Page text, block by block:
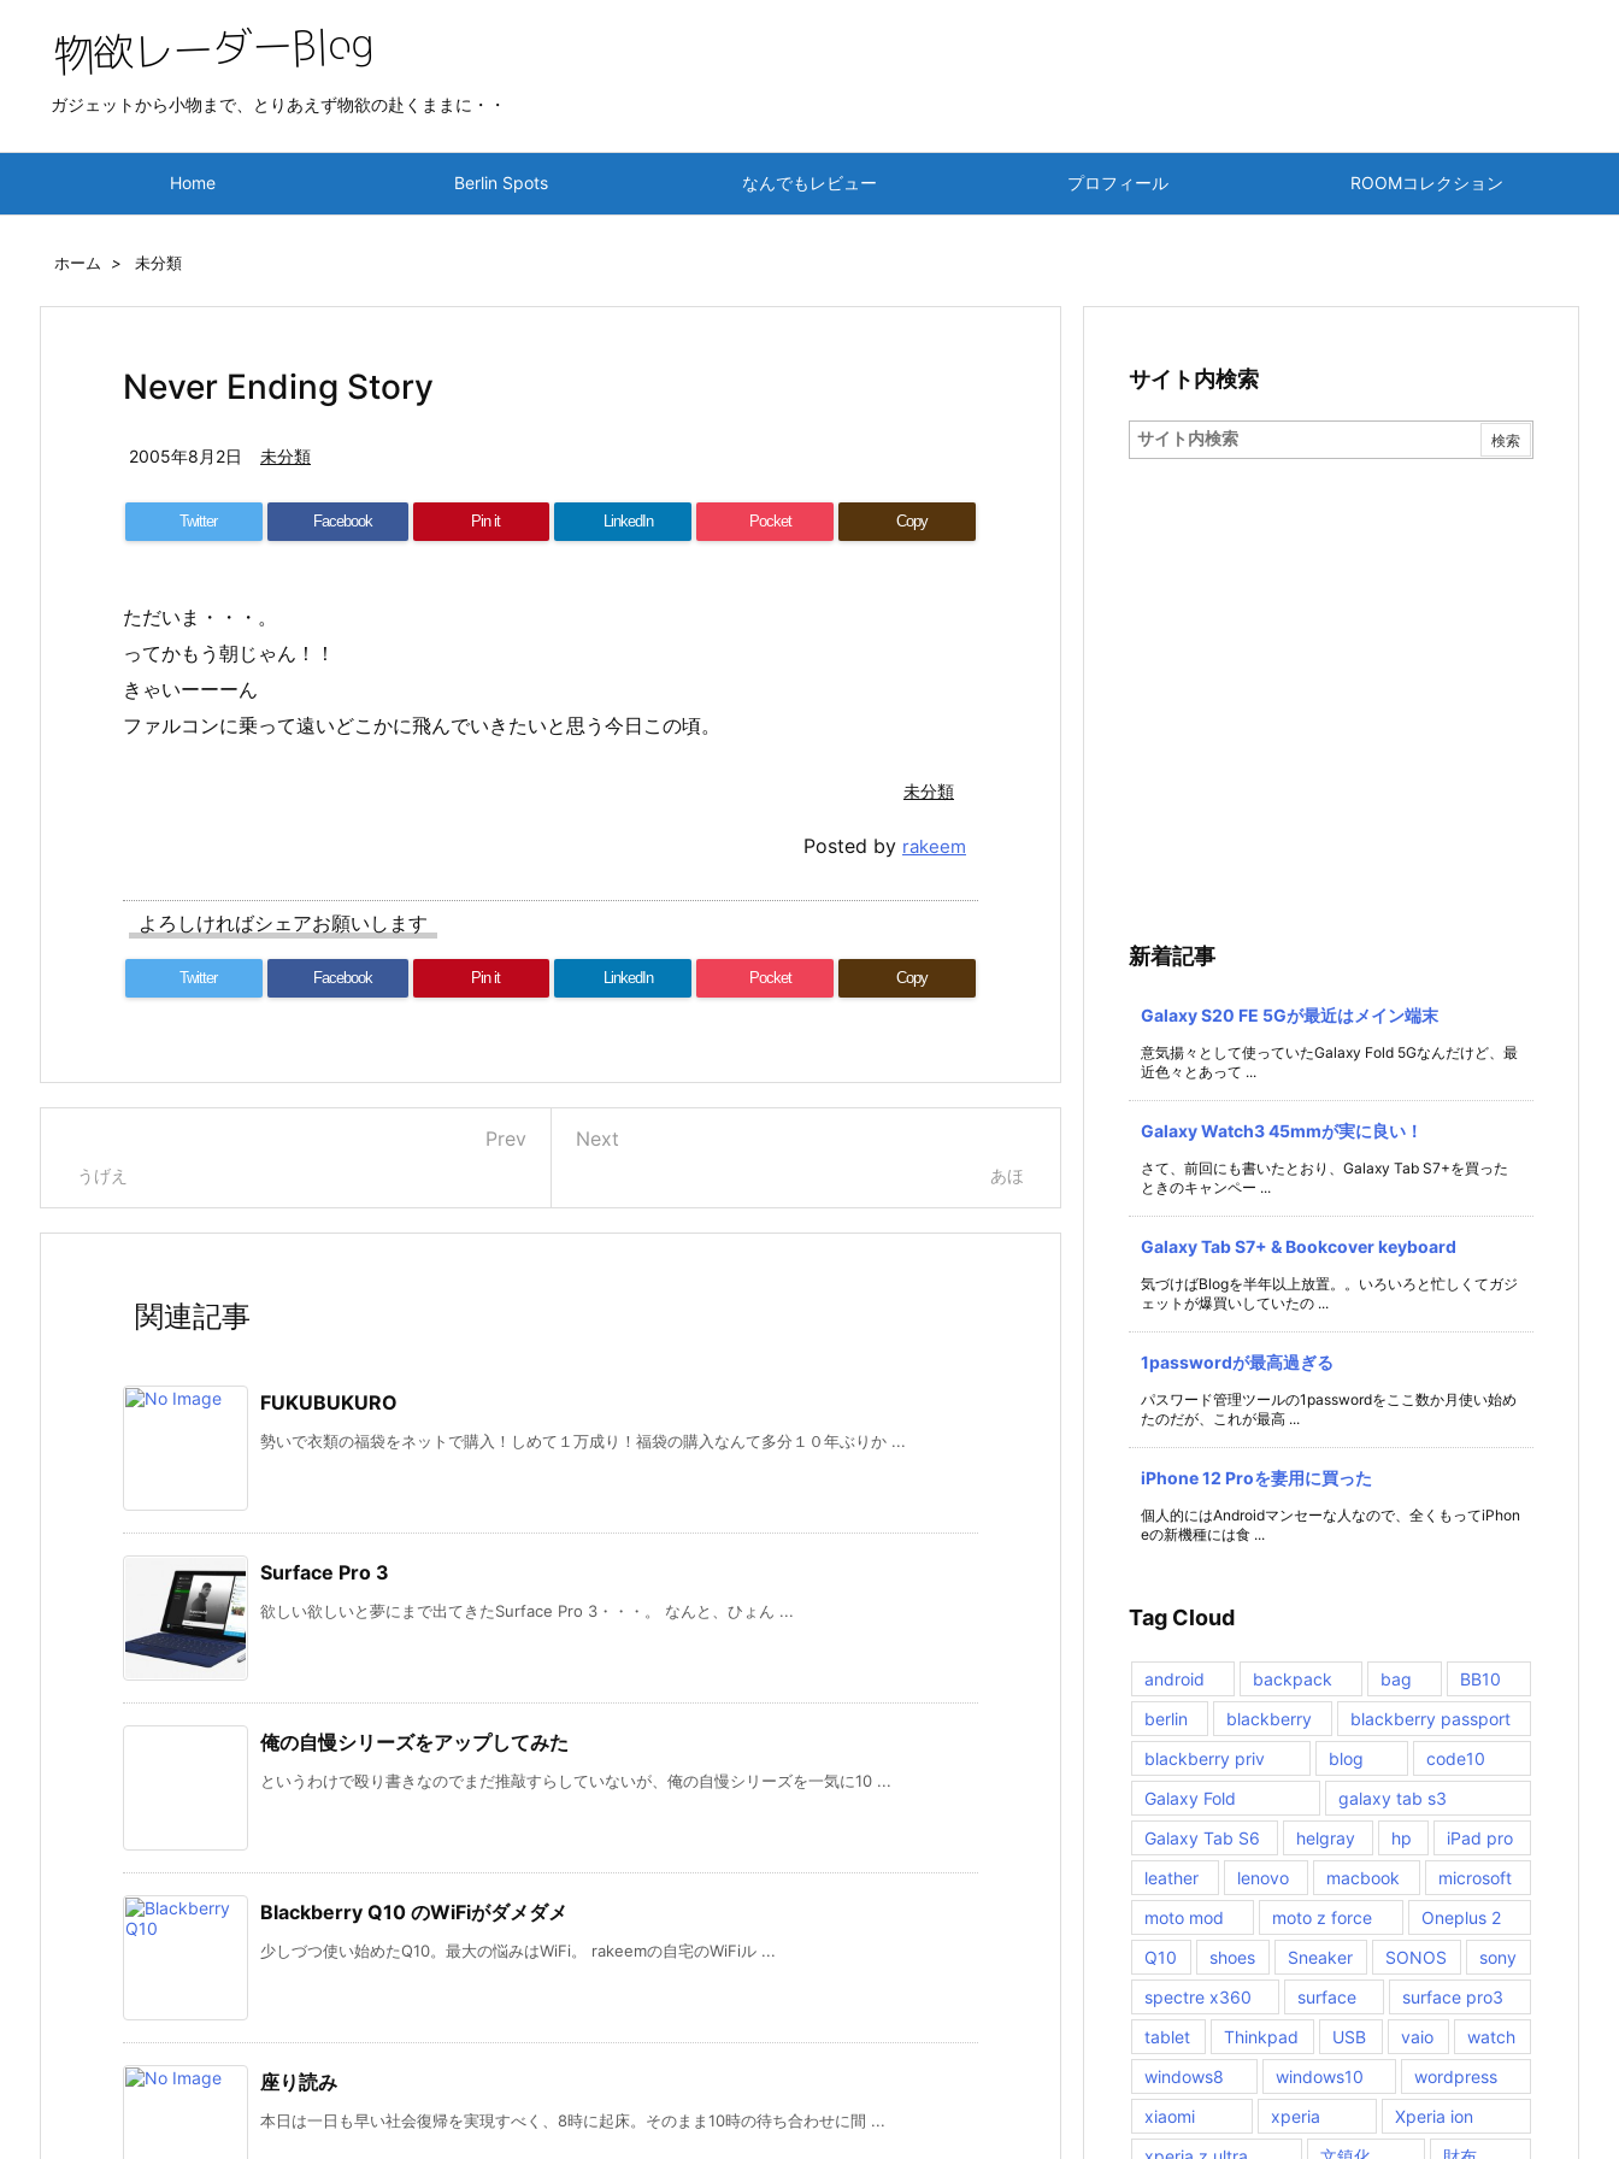
ガジェットから小物まで、とりあえず物欲の赴くままに・・
Home Berlin Spots なんでもレビュー プロフィール ROOMコレクション
ホーム > 未分類
Never Ending Story
2005年8月2日 未分類
Twitter Facebook Pin it LinkedIn Pocket Copy
ただいま・・・。
ってかもう朝じゃん！！
きゃいーーーん
ファルコンに乗って遠いどこかに飛んでいきたいと思う今日この頃。
未分類
Posted by rakeem
よろしければシェアお願いします
Twitter Facebook Pin it LinkedIn Pocket Copy
あほ
Next
うげえ
Prev
関連記事
FUKUBUKURO
勢いで衣類の福袋をネットで購入！しめて１万成り！福袋の購入なんて多分１０年ぶりか ...
Surface Pro 3
欲しい欲しいと夢にまで出てきたSurface Pro 3・・・。 なんと、ひょん ...
俺の自慢シリーズをアップしてみた
というわけで殴り書きなのでまだ推敲すらしていないが、俺の自慢シリーズを一気に10 ...
Blackberry Q10 のWiFiがダメダメ
少しづつ使い始めたQ10。最大の悩みはWiFi。 rakeemの自宅のWiFiル ...
座り読み
本日は一日も早い社会復帰を実現すべく、8時に起床。そのまま10時の待ち合わせに間 ...
サイト内検索
新着記事
Galaxy S20 FE 5Gが最近はメイン端末
意気揚々として使っていたGalaxy Fold 5Gなんだけど、最
近色々とあって ...
Galaxy Watch3 45mmが実に良い！
さて、前回にも書いたとおり、Galaxy Tab S7+を買った
ときのキャンペー ...
Galaxy Tab S7+ & Bookcover keyboard
気づけばBlogを半年以上放置。。いろいろと忙しくてガジ
ェットが爆買いしていたの ...
1passwordが最高過ぎる
パスワード管理ツールの1passwordをここ数か月使い始め
たのだが、これが最高 ...
iPhone 12 Proを妻用に買った
個人的にはAndroidマンセーな人なので、全くもってiPhon
eの新機種には食 ...
Tag Cloud
android backpack bag
BB10
berlin
blackberry
blackberry passport
blackberry priv
blog
code10
Galaxy Fold
galaxy tab s3
Galaxy Tab S6
helgray hp
iPad pro
leather
lenovo macbook
microsoft
moto mod
moto z force
Oneplus 2
Q10
shoes Sneaker SONOS
sony
spectre x360
surface
surface pro3
tablet
Thinkpad USB vaio
watch
windows8
windows10
wordpress
xiaomi
xperia
Xperia ion